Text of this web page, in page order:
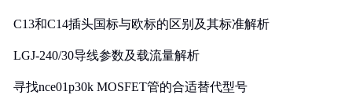
C13和C14插头国标与欧标的区别及其标准解析
LGJ-240/30导线参数及载流量解析
寻找nce01p30k MOSFET管的合适替代型号